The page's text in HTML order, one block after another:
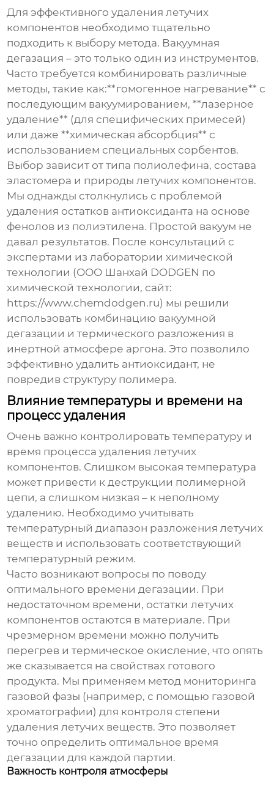
Для эффективногоудаления летучих
компонентов необходимо тщательно
подходить к выбору метода. Вакуумная
дегазация – это только один из инструментов.
Часто требуется комбинировать различные
методы, такие как:**гомогенное нагревание** с
последующим вакуумированием, **лазерное
удаление** (для специфических примесей)
или даже **химическая абсорбция** с
использованием специальных сорбентов.
Выбор зависит от типа полиолефина, состава
эластомера и природы летучих компонентов.
Мы однажды столкнулись с проблемой
удаления остатков антиоксиданта на основе
фенолов из полиэтилена. Простой вакуум не
давал результатов. После консультаций с
экспертами из лаборатории химической
технологии (ООО Шанхай DODGEN по
химической технологии, сайт:
https://www.chemdodgen.ru) мы решили
использовать комбинацию вакуумной
дегазации и термического разложения в
инертной атмосфере аргона. Это позволило
эффективно удалить антиоксидант, не
повредив структуру полимера.
Влияние температуры и времени на
процесс удаления
Очень важно контролировать температуру и
время процессаудаления летучих
компонентов. Слишком высокая температура
может привести к деструкции полимерной
цепи, а слишком низкая – к неполному
удалению. Необходимо учитывать
температурный диапазон разложения летучих
веществ и использовать соответствующий
температурный режим.
Часто возникают вопросы по поводу
оптимального времени дегазации. При
недостаточном времени, остатки летучих
компонентов остаются в материале. При
чрезмерном времени можно получить
перегрев и термическое окисление, что опять
же сказывается на свойствах готового
продукта. Мы применяем метод мониторинга
газовой фазы (например, с помощью газовой
хроматографии) для контроля степени
удаления летучих веществ. Это позволяет
точно определить оптимальное время
дегазации для каждой партии.
Важность контроля атмосферы